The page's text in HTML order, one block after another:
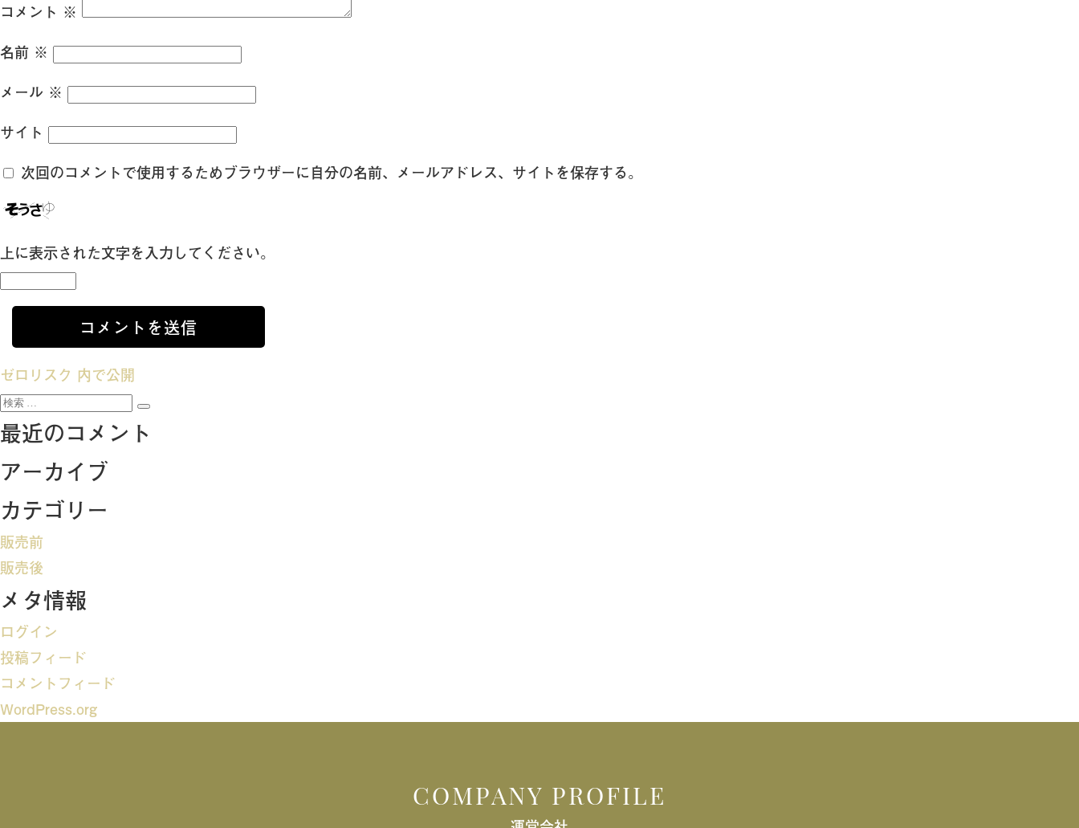
コメント ※
名前 ※
メール ※
サイト
次回のコメントで使用するためブラウザーに自分の名前、メールアドレス、サイトを保存する。
上に表示された文字を入力してください。
投
稿
ナ
ビ
ゲ
ー
シ
ョ
ン
ゼロリスク 内で公開
検
索:
検
最近のコメント
アーカイブ
カテゴリー
販売前
販売後
メタ情報
ログイン
投稿フィード
コメントフィード
WordPress.org
COMPANY PROFILE